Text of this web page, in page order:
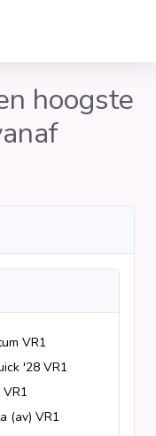
hoogste
VR1
'28 VR1
(av) VR1